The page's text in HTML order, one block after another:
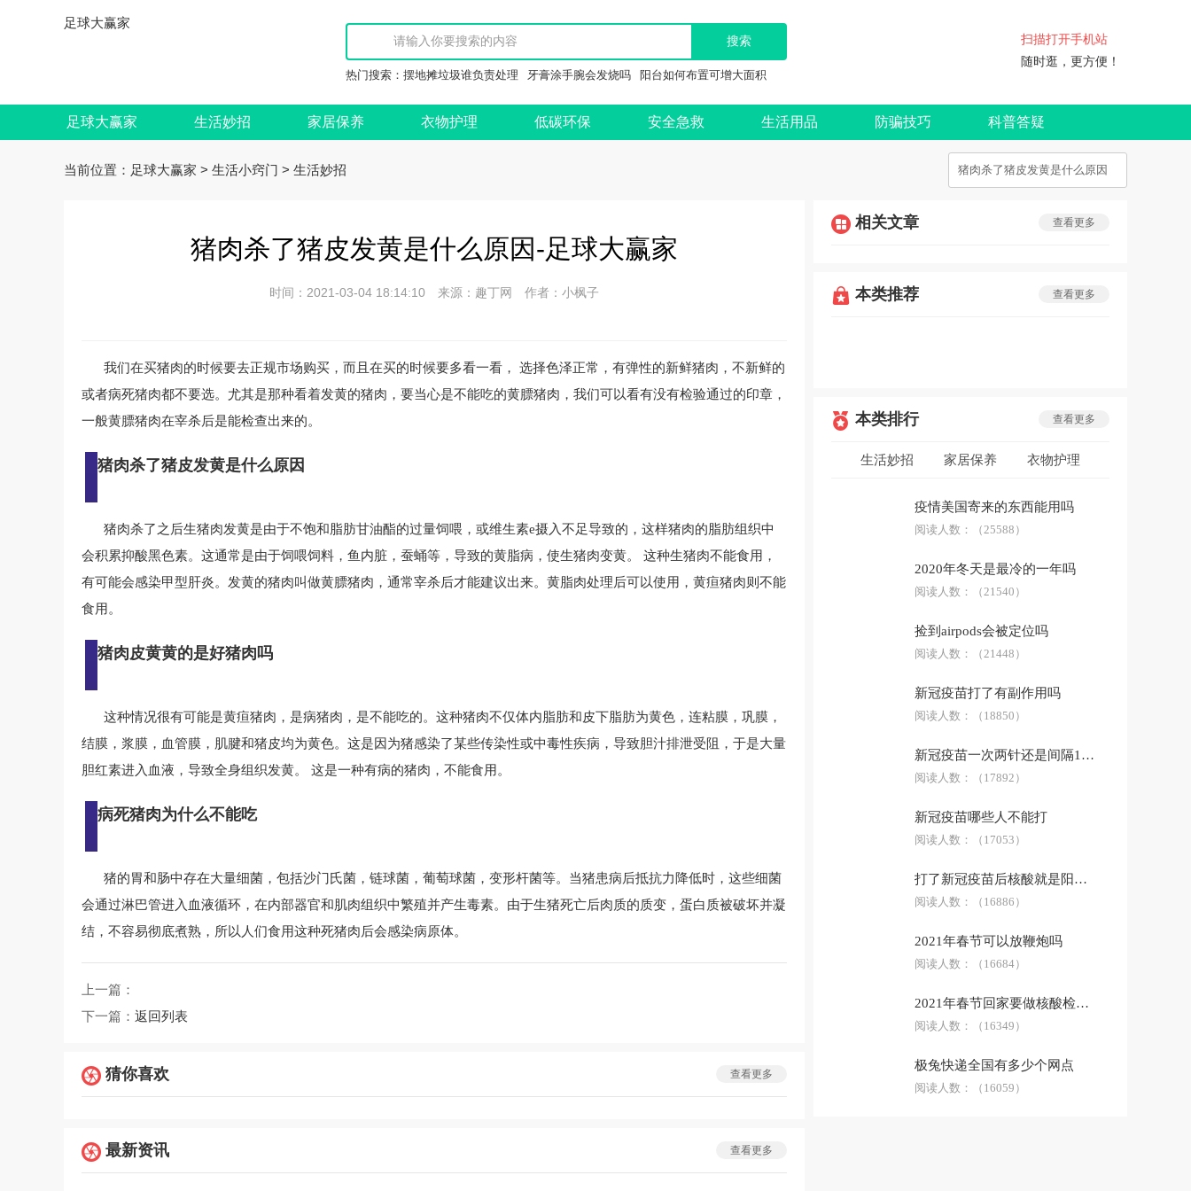
足球大赢家
热门搜索： 摆地摊垃圾谁负责处理 牙膏涂手腕会发烧吗 阳台如何布置可增大面积
扫描打开手机站
随时逛，更方便！
足球大赢家 生活妙招 家居保养 衣物护理 低碳环保 安全急救 生活用品 防骗技巧 科普答疑
当前位置： 足球大赢家 > 生活小窍门 > 生活妙招
猪肉杀了猪皮发黄是什么原因-足球大赢家
时间：2021-03-04 18:14:10 来源：趣丁网 作者：小枫子
我们在买猪肉的时候要去正规市场购买，而且在买的时候要多看一看， 选择色泽正常，有弹性的新鲜猪肉，不新鲜的
或者病死猪肉都不要选。尤其是那种看着发黄的猪肉，要当心是不能吃的黄膘猪肉，我们可以看有没有检验通过的印章，
一般黄膘猪肉在宰杀后是能检查出来的。
猪肉杀了猪皮发黄是什么原因
猪肉杀了之后生猪肉发黄是由于不饱和脂肪甘油酯的过量饲喂，或维生素e摄入不足导致的，这样猪肉的脂肪组织中
会积累抑酸黑色素。这通常是由于饲喂饲料，鱼内脏，蚕蛹等，导致的黄脂病，使生猪肉变黄。 这种生猪肉不能食用，
有可能会感染甲型肝炎。发黄的猪肉叫做黄膘猪肉，通常宰杀后才能建议出来。黄脂肉处理后可以使用，黄疸猪肉则不能
食用。
猪肉皮黄黄的是好猪肉吗
这种情况很有可能是黄疸猪肉，是病猪肉，是不能吃的。这种猪肉不仅体内脂肪和皮下脂肪为黄色，连粘膜，巩膜，
结膜，浆膜，血管膜，肌腱和猪皮均为黄色。这是因为猪感染了某些传染性或中毒性疾病，导致胆汁排泄受阻，于是大量
胆红素进入血液，导致全身组织发黄。 这是一种有病的猪肉，不能食用。
病死猪肉为什么不能吃
猪的胃和肠中存在大量细菌，包括沙门氏菌，链球菌，葡萄球菌，变形杆菌等。当猪患病后抵抗力降低时，这些细菌
会通过淋巴管进入血液循环，在内部器官和肌肉组织中繁殖并产生毒素。由于生猪死亡后肉质的质变，蛋白质被破坏并凝
结，不容易彻底煮熟，所以人们食用这种死猪肉后会感染病原体。
上一篇：
下一篇： 返回列表
猜你喜欢 查看更多
最新资讯 查看更多
相关文章 查看更多
本类推荐 查看更多
本类排行 查看更多
生活妙招 家居保养 衣物护理
科普答疑
疫情美国寄来的东西能用吗
阅读人数： （25588）
2020年冬天是最冷的一年吗
阅读人数： （21540）
捡到airpods会被定位吗
阅读人数： （21448）
新冠疫苗打了有副作用吗
阅读人数： （18850）
新冠疫苗一次两针还是间隔14天
阅读人数： （17892）
新冠疫苗哪些人不能打
阅读人数： （17053）
打了新冠疫苗后核酸就是阳性了吗
阅读人数： （16886）
2021年春节可以放鞭炮吗
阅读人数： （16684）
2021年春节回家要做核酸检测吗
阅读人数： （16349）
极兔快递全国有多少个网点
阅读人数： （16059）